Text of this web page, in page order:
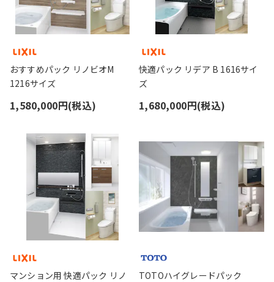
おすすめパック リノビオM
1216サイズ
1,580,000円(税込)
快適パック リデア B 1616サイ
ズ
1,680,000円(税込)
マンション用 快適パック リノ
TOTOハイグレードパック